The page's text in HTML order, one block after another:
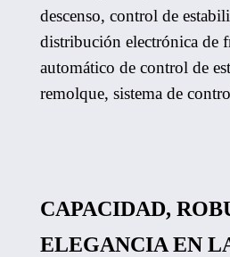
descenso, control de
distribución electrónica de
automático de control de
remolque, sistema de
CAPACIDAD,
ELEGANCIA EN